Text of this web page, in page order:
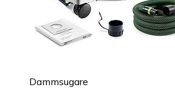
Dammsugare